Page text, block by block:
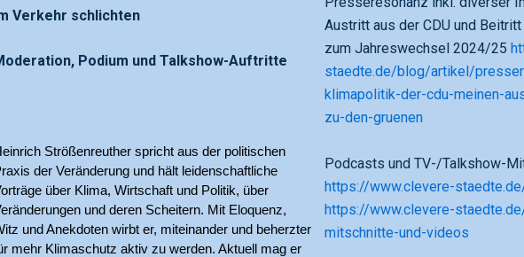
Verkehr schlichten
Podium und Talkshow-Auftritte
Strößenreuther spricht aus der politischen
der Veränderung und hält leidenschaftliche
über Klima, Wirtschaft und Politik, über
und deren Scheitern. Mit Eloquenz,
und Anekdoten wirbt er, miteinander und beherzter
mehr Klimaschutz aktiv zu werden. Aktuell mag er
Austritt aus der CDU und Beitritt
zum Jahreswechsel 2024/25
staedte.de/blog/artikel/
klimapolitik-der-cdu-meinen-
zu-den-gruenen
Podcasts und TV-/Talkshow-
https://www.clevere-
https://www.clevere-
mitschnitte-und-videos